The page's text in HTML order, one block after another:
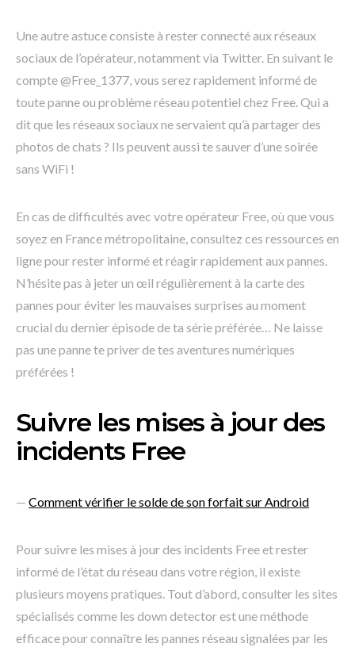
Une autre astuce consiste à rester connecté aux réseaux
sociaux de l’opérateur, notamment via Twitter. En suivant le
compte @Free_1377, vous serez rapidement informé de
toute panne ou problème réseau potentiel chez Free. Qui a
dit que les réseaux sociaux ne servaient qu’à partager des
photos de chats ? Ils peuvent aussi te sauver d’une soirée
sans WiFi !
En cas de difficultés avec votre opérateur Free, où que vous
soyez en France métropolitaine, consultez ces ressources en
ligne pour rester informé et réagir rapidement aux pannes.
N’hésite pas à jeter un œil régulièrement à la carte des
pannes pour éviter les mauvaises surprises au moment
crucial du dernier épisode de ta série préférée… Ne laisse
pas une panne te priver de tes aventures numériques
préférées !
Suivre les mises à jour des
incidents Free
— Comment vérifier le solde de son forfait sur Android
Pour suivre les mises à jour des incidents Free et rester
informé de l’état du réseau dans votre région, il existe
plusieurs moyens pratiques. Tout d’abord, consulter les sites
spécialisés comme les down detector est une méthode
efficace pour connaître les pannes réseau signalées par les